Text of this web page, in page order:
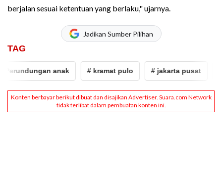
berjalan sesuai ketentuan yang berlaku," ujarnya.
Jadikan Sumber Pilihan
TAG
anak # kramat pulo # jakarta pusat